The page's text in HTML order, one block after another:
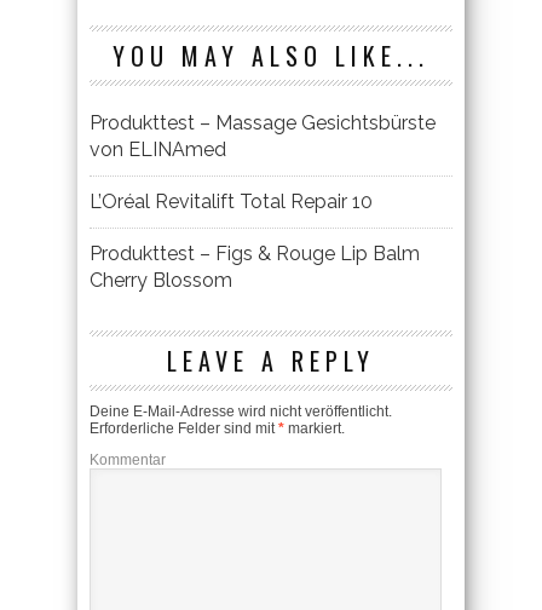
YOU MAY ALSO LIKE...
Produkttest – Massage Gesichtsbürste
von ELINAmed
L’Oréal Revitalift Total Repair 10
Produkttest – Figs & Rouge Lip Balm
Cherry Blossom
LEAVE A REPLY
Deine E-Mail-Adresse wird nicht veröffentlicht.
Erforderliche Felder sind mit* markiert.
Kommentar